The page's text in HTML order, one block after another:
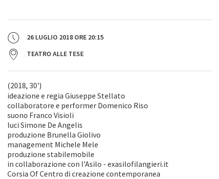
26 LUGLIO 2018 ORE 20:15
TEATRO ALLE TESE
(2018, 30')
ideazione e regia Giuseppe Stellato
collaboratore e performer Domenico Riso
suono Franco Visioli
luci Simone De Angelis
produzione Brunella Giolivo
management Michele Mele
produzione stabilemobile
in collaborazione con l’Asilo - exasilofilangieri.it
Corsia Of Centro di creazione contemporanea